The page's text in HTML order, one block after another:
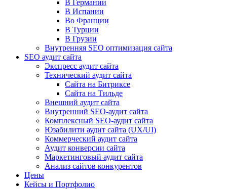
В Германии
В Испании
Во Франции
В Турции
В Грузии
Внутренняя SEO оптимизация сайта
SEO аудит сайта
Экспресс аудит сайта
Технический аудит сайта
Сайта на Битриксе
Сайта на Тильде
Внешний аудит сайта
Внутренний SEO-аудит сайта
Комплексный SEO-аудит сайта
Юзабилити аудит сайта (UX/UI)
Коммерческий аудит сайта
Аудит конверсии сайта
Маркетинговый аудит сайта
Анализ сайтов конкурентов
Цены
Кейсы и Портфолио